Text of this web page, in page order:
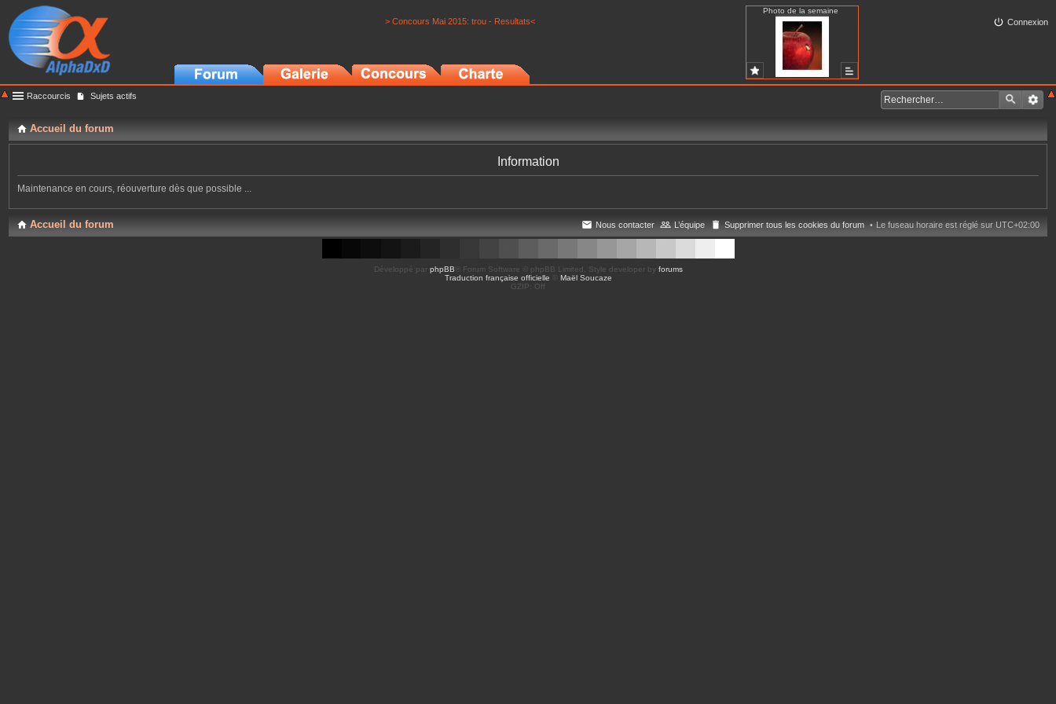
> Concours Mai 2015: trou - Resultats<
Photo de la semaine
Connexion
Raccourcis Sujets actifs
Accueil du forum
Information
Maintenance en cours, réouverture dès que possible ...
Accueil du forum Le fuseau horaire est réglé sur UTC+02:00
Supprimer tous les cookies du forum
L’équipe
Nous contacter
Développé par phpBB ® Forum Software © phpBB Limited , Style developer by forums
Traduction française officielle
Maël Soucaze
GZIP: Off